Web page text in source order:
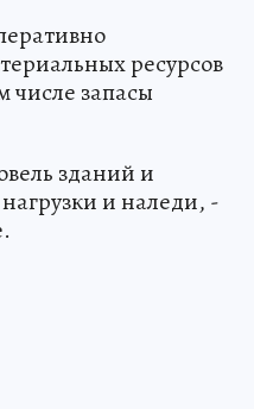
ресурсов
числе запасы
зданий и
и наледи, -